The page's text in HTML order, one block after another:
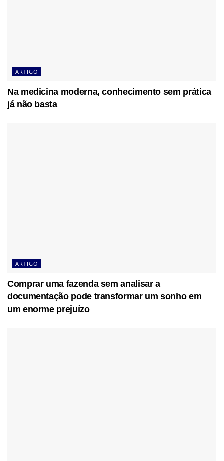
ARTIGO
Na medicina moderna, conhecimento sem prática
já não basta
ARTIGO
Comprar uma fazenda sem analisar a
documentação pode transformar um sonho em
um enorme prejuízo